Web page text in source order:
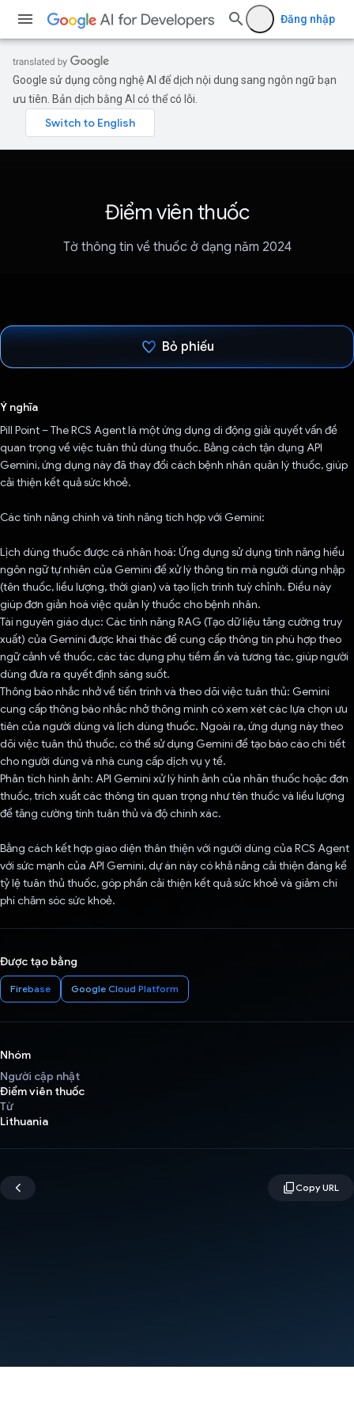
Đăng nhập
Google sử dụng công nghệ AI để dịch nội dung sang ngôn ngữ bạn
ưu tiên. Bản dịch bằng AI có thể có lỗi.
Điểm viên thuốc
Tờ thông tin về thuốc ở dạng năm 2024
Bỏ phiếu
Ý nghĩa
Pill Point – The RCS Agent là một ứng dụng di động giải quyết vấn đề
quan trọng về việc tuân thủ dùng thuốc. Bằng cách tận dụng API
Gemini, ứng dụng này đã thay đổi cách bệnh nhân quản lý thuốc, giúp
cải thiện kết quả sức khoẻ.
Các tính năng chính và tính năng tích hợp với Gemini:
Lịch dùng thuốc được cá nhân hoá: Ứng dụng sử dụng tính năng hiểu
ngôn ngữ tự nhiên của Gemini để xử lý thông tin mà người dùng nhập
(tên thuốc, liều lượng, thời gian) và tạo lịch trình tuỳ chỉnh. Điều này
giúp đơn giản hoá việc quản lý thuốc cho bệnh nhân.
Tài nguyên giáo dục: Các tính năng RAG (Tạo dữ liệu tăng cường truy
xuất) của Gemini được khai thác để cung cấp thông tin phù hợp theo
ngữ cảnh về thuốc, các tác dụng phụ tiềm ẩn và tương tác, giúp người
dùng đưa ra quyết định sáng suốt.
Thông báo nhắc nhở về tiến trình và theo dõi việc tuân thủ: Gemini
cung cấp thông báo nhắc nhở thông minh có xem xét các lựa chọn ưu
tiên của người dùng và lịch dùng thuốc. Ngoài ra, ứng dụng này theo
dõi việc tuân thủ thuốc, có thể sử dụng Gemini để tạo báo cáo chi tiết
cho người dùng và nhà cung cấp dịch vụ y tế.
Phân tích hình ảnh: API Gemini xử lý hình ảnh của nhãn thuốc hoặc đơn
thuốc, trích xuất các thông tin quan trọng như tên thuốc và liều lượng
để tăng cường tính tuân thủ và độ chính xác.
Bằng cách kết hợp giao diện thân thiện với người dùng của RCS Agent
với sức mạnh của API Gemini, dự án này có khả năng cải thiện đáng kể
tỷ lệ tuân thủ thuốc, góp phần cải thiện kết quả sức khoẻ và giảm chi
phí chăm sóc sức khoẻ.
Được tạo bằng
Firebase Google Cloud Platform
Nhóm
Người cập nhật
Điểm viên thuốc
Từ
Lithuania